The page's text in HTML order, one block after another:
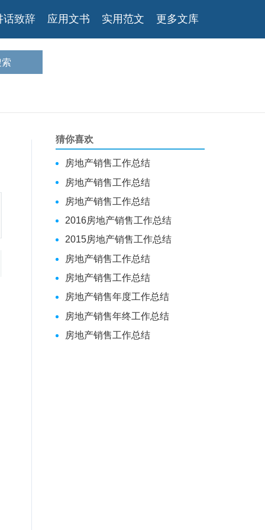
话致辞 应用文书 实用范文 更多文库
猜你喜欢
房地产销售工作总结
房地产销售工作总结
房地产销售工作总结
2016房地产销售工作总结
2015房地产销售工作总结
房地产销售工作总结
房地产销售工作总结
房地产销售年度工作总结
房地产销售年终工作总结
房地产销售工作总结